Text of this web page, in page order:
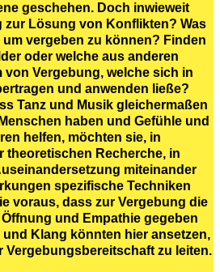
geschehen. Doch inwieweit
zur Lösung von Konflikten? Was
vergeben zu können? Finden
oder welche aus anderen
von Vergebung, welche sich in
und anwenden ließe?
Tanz und Musik gleichermaßen
haben und Gefühle und
helfen, möchten sie, in
theoretischen Recherche, in
miteinander
spezifische Techniken
voraus, dass zur Vergebung die
und Empathie gegeben
Klang könnten hier ansetzen,
Vergebungsbereitschaft zu leiten.